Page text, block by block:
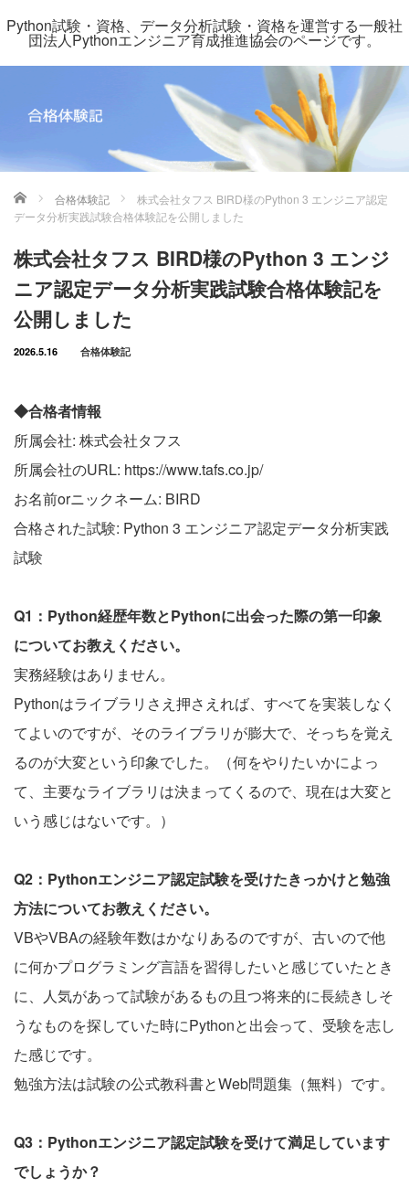
Python試験・資格、データ分析試験・資格を運営する一般社
団法人Pythonエンジニア育成推進協会のページです。
ホーム 合格体験記
株式会社タフス BIRD様のPython 3 エンジニア認定
データ分析実践試験合格体験記を公開しました
株式会社タフス BIRD様のPython 3 エンジ
ニア認定データ分析実践試験合格体験記を
公開しました
2026.5.16 合格体験記
◆合格者情報
所属会社: 株式会社タフス
所属会社のURL: https://www.tafs.co.jp/
お名前orニックネーム: BIRD
合格された試験: Python 3 エンジニア認定データ分析実践
試験
Q1：Python経歴年数とPythonに出会った際の第一印象
についてお教えください。
実務経験はありません。
Pythonはライブラリさえ押さえれば、すべてを実装しなく
てよいのですが、そのライブラリが膨大で、そっちを覚え
るのが大変という印象でした。（何をやりたいかによっ
て、主要なライブラリは決まってくるので、現在は大変と
いう感じはないです。）
Q2：Pythonエンジニア認定試験を受けたきっかけと勉強
方法についてお教えください。
VBやVBAの経験年数はかなりあるのですが、古いので他
に何かプログラミング言語を習得したいと感じていたとき
に、人気があって試験があるもの且つ将来的に長続きしそ
うなものを探していた時にPythonと出会って、受験を志し
た感じです。
勉強方法は試験の公式教科書とWeb問題集（無料）です。
Q3：Pythonエンジニア認定試験を受けて満足しています
でしょうか？